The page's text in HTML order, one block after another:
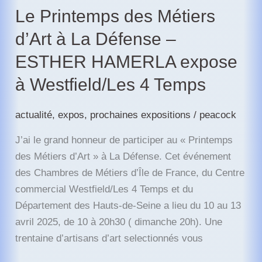
Le Printemps des Métiers
d’Art à La Défense –
ESTHER HAMERLA expose
à Westfield/Les 4 Temps
actualité,expos, prochaines expositions / peacock
J’ai le grand honneur de participer au « Printemps
des Métiers d’Art » à La Défense. Cet événement
des Chambres de Métiers d’Île de France, du Centre
commercial Westfield/Les 4 Temps et du
Département des Hauts-de-Seine a lieu du 10 au 13
avril 2025, de 10 à 20h30 ( dimanche 20h). Une
trentaine d’artisans d’art selectionnés vous